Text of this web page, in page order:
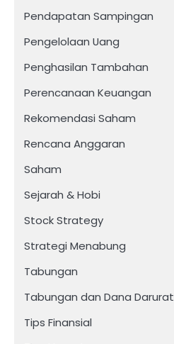
Pendapatan Sampingan
Pengelolaan Uang
Penghasilan Tambahan
Perencanaan Keuangan
Rekomendasi Saham
Rencana Anggaran
Saham
Sejarah & Hobi
Stock Strategy
Strategi Menabung
Tabungan
Tabungan dan Dana Darurat
Tips Finansial